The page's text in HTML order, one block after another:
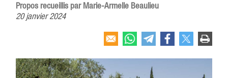
Propos recueillis par Marie-Armelle Beaulieu
20 janvier 2024